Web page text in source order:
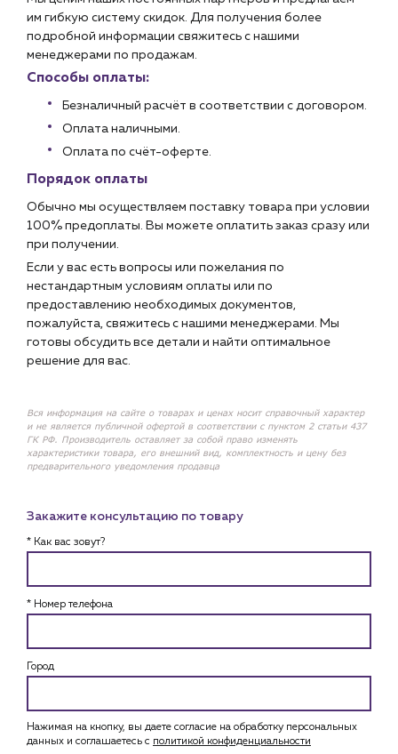
им гибкую систему скидок. Для получения более
подробной информации свяжитесь с нашими
менеджерами по продажам.
Способы оплаты:
Безналичный расчёт в соответствии с договором.
Оплата наличными.
Оплата по счёт-оферте.
Порядок оплаты
Обычно мы осуществляем поставку товара при условии
100% предоплаты. Вы можете оплатить заказ сразу или
при получении.
Если у вас есть вопросы или пожелания по
нестандартным условиям оплаты или по
предоставлению необходимых документов,
пожалуйста, свяжитесь с нашими менеджерами. Мы
готовы обсудить все детали и найти оптимальное
решение для вас.
Вся информация на сайте о товарах и ценах носит справочный характер
и не является публичной офертой в соответствии с пунктом 2 статьи 437
ГК РФ. Производитель оставляет за собой право изменять
характеристики товара, его внешний вид, комплектность и цену без
предварительного уведомления продавца
Закажите консультацию по товару
* Как вас зовут?
* Номер телефона
Город
Нажимая на кнопку, вы даете согласие на обработку персональных
данных и соглашаетесь c политикой конфиденциальности